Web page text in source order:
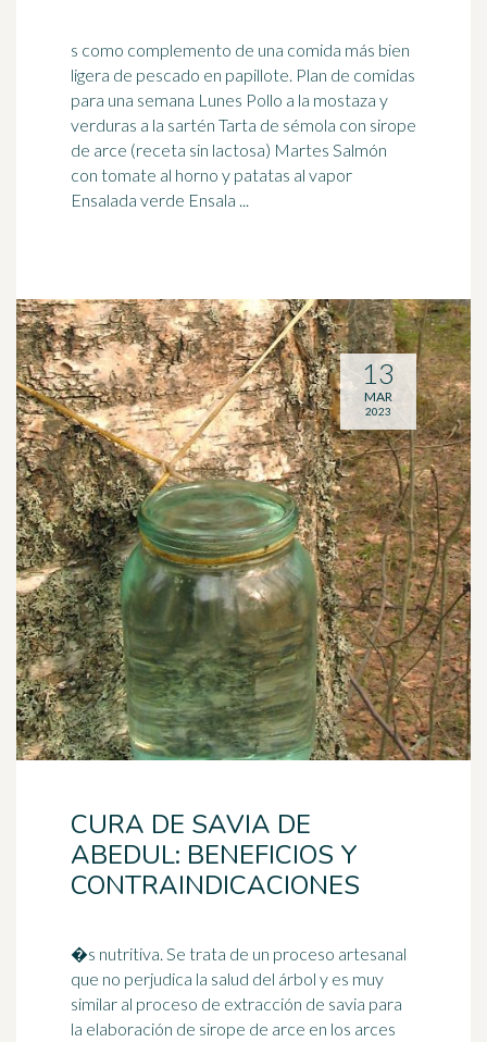
s como complemento de una comida más bien
ligera de pescado en papillote. Plan de comidas
para una semana Lunes Pollo a la mostaza y
verduras a la sartén Tarta de sémola con sirope
de arce (receta sin lactosa) Martes Salmón
con tomate al horno y patatas al vapor
Ensalada verde Ensala ...
CURA DE SAVIA DE
ABEDUL: BENEFICIOS Y
CONTRAINDICACIONES
�s nutritiva. Se trata de un proceso artesanal
que no perjudica la salud del árbol y es muy
similar al proceso de extracción de savia para
la elaboración de sirope de arce en los arces
13
MAR
2023